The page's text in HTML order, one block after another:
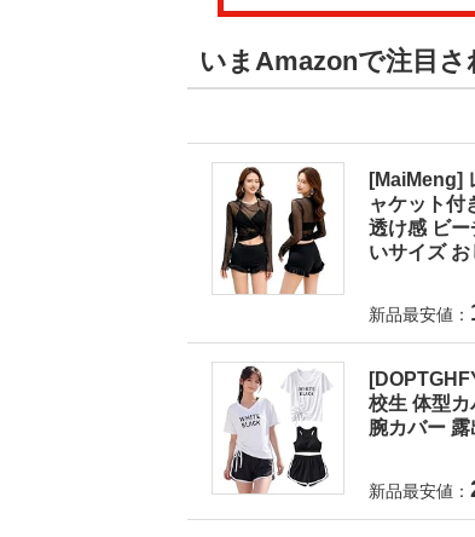
いまAmazonで注目
[MaiMeng]
ャケット付
透け感 ビ
いサイズ
新品最安値：
校生 体型
腕カバー
新品最安値：